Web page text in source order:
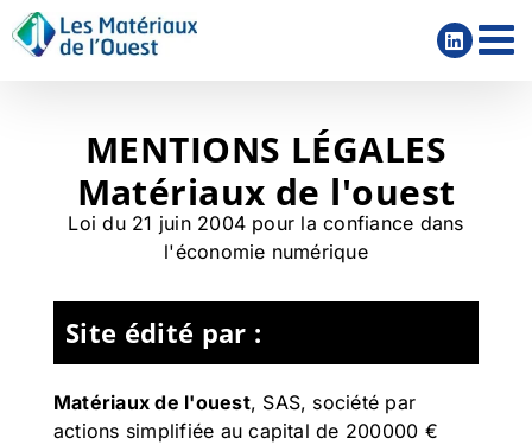
Passer
au
MENTIONS LÉGALES
Matériaux de l'ouest
Loi du 21 juin 2004 pour la confiance dans
l'économie numérique
Site édité par :
Matériaux de l'ouest, SAS, société par
actions simplifiée au capital de 200000 €